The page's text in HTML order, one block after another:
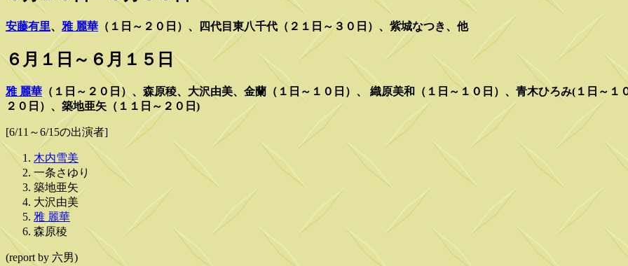
安藤有里、 雅 麗華 （１日～２０日）、四代目東八千代（２１日～３０日）、紫城なつき、他
６月１日～６月１５日
雅 麗華 （１日～２０日）、森原稜、大沢由美、金蘭（１日～１０日）、 織原美和（１日～１０日）、青木ひろみ(１日～１
２０日）、築地亜矢（１１日～２０日)
[6/11～6/15の出演者]
木内雪美
一条さゆり
築地亜矢
大沢由美
雅 麗華
森原稜
(report by 六男)